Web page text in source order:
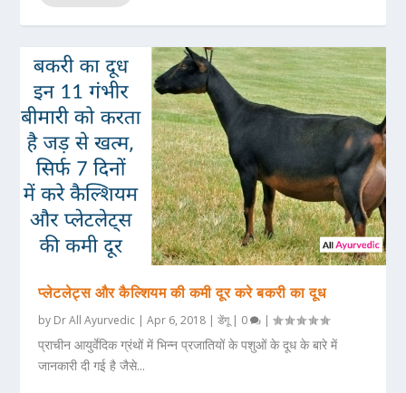
प्लेटलेट्स और कैल्शियम की कमी दूर करे बकरी का दूध
by Dr All Ayurvedic |Apr 6, 2018 |डेंगू| 0 |
प्राचीन आयुर्वेदिक ग्रंथों में भिन्न प्रजातियों के पशुओं के दूध के बारे में
जानकारी दी गई है जैसे...